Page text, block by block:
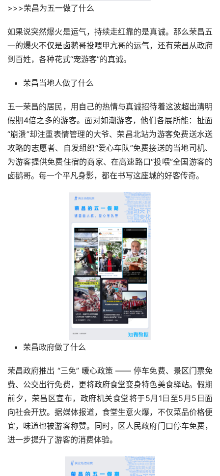
>>>荣昌为五一做了什么
如果说突然爆火是运气，持续走红靠的是真诚。那么荣昌五
一的爆火不仅是卤鹅哥投喂甲亢哥的运气，还有荣昌从政府
到百姓，各种花式“宠游客”的真诚。
荣昌当地人做了什么
五一荣昌的居民，用自己的热情与真诚招待着这波超出清明
假期4倍之多的游客。 面对如潮游客，他们各展所能： 扯面
“崩溃”却注重表情管理的大爷、荣昌北站为游客免费送水送
攻略的志愿者、自发组织“爱心车队”免费接送的当地司机、
为游客提供免费住宿的商家、在高速路口“投喂”全国游客的
卤鹅哥。每一个平凡身影，都在书写这座城的好客传奇。
荣昌政府做了什么
荣昌政府推出 “三免” 暖心政策 —— 停车免费、景区门票免
费、公交出行免费，更将政府食堂变身特色美食驿站。假期
前夕，荣昌区宣布，政府机关食堂将于5月1日至5月5日面
向社会开放。据媒体报道，食堂生意火爆，不仅菜品价格便
宜，味道也被游客称赞。同时，区人民政府门口停车免费，
进一步提升了游客的消费体验。